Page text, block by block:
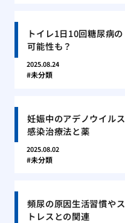
トイレ1日10回糖尿病の
可能性も？
2025.08.24
未分類
妊娠中のアデノウイルス
感染治療法と薬
2025.08.02
未分類
頻尿の原因生活習慣やス
トレスとの関連